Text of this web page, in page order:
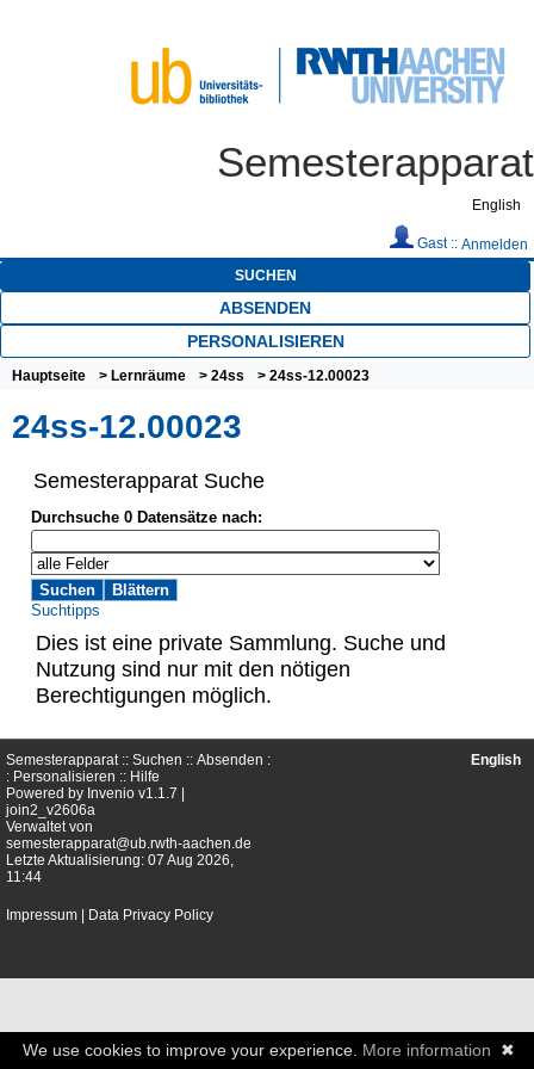
Semesterapparat
English
Gast :: Anmelden
SUCHEN
ABSENDEN
PERSONALISIEREN
Hauptseite > Lernräume > 24ss > 24ss-12.00023
24ss-12.00023
Semesterapparat Suche
Durchsuche 0 Datensätze nach:
Suchtipps
Dies ist eine private Sammlung. Suche und
Nutzung sind nur mit den nötigen
Berechtigungen möglich.
Semesterapparat :: Suchen :: Absenden :
: Personalisieren :: Hilfe
Powered by Invenio v1.1.7 |
join2_v2606a
Verwaltet von
semesterapparat@ub.rwth-aachen.de
Letzte Aktualisierung: 07 Aug 2026,
11:44
Impressum Data Privacy Policy
English
✖
We use cookies to improve your experience. More information